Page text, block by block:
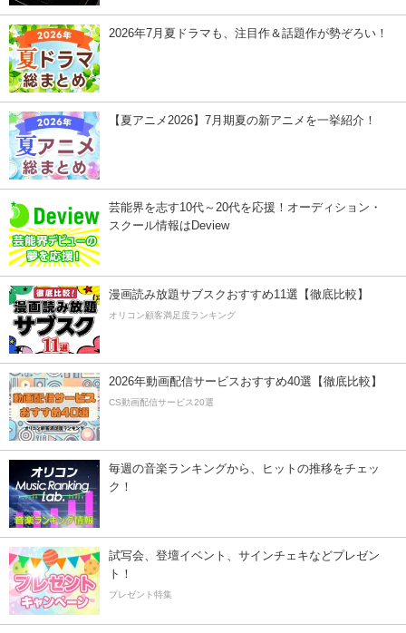
2026年7月夏ドラマも、注目作＆話題作が勢ぞろい！
【夏アニメ2026】7月期夏の新アニメを一挙紹介！
芸能界を志す10代～20代を応援！オーディション・
スクール情報はDeview
漫画読み放題サブスクおすすめ11選【徹底比較】
オリコン顧客満足度ランキング
2026年動画配信サービスおすすめ40選【徹底比較】
CS動画配信サービス20選
毎週の音楽ランキングから、ヒットの推移をチェッ
ク！
試写会、登壇イベント、サインチェキなどプレゼン
ト！
プレゼント特集